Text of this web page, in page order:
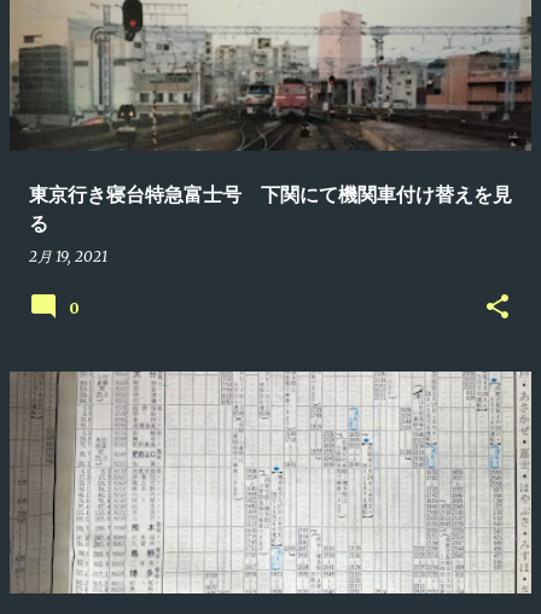
東京行き寝台特急富士号 下関にて機関車付け替えを見
る
2月 19, 2021
0